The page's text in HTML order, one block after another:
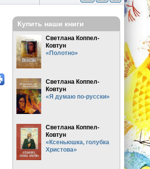
Купить наши книги
Светлана Коппел-
Ковтун
«Полотно»
Светлана Коппел-
Ковтун
«Я думаю по-русски»
Светлана Коппел-
Ковтун
«Ксеньюшка, голубка
Христова»